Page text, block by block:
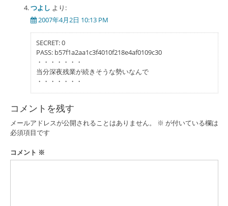
つよし より:
2007年4月2日 10:13 PM
SECRET: 0
PASS: b57f1a2aa1c3f4010f218e4af0109c30
・・・・・・・
当分深夜残業が続きそうな勢いなんで
・・・・・・・
コメントを残す
メールアドレスが公開されることはありません。 ※ が付いている欄は
必須項目です
コメント ※